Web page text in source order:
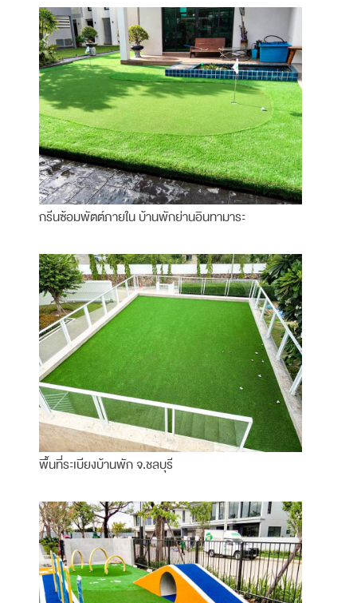
กรีนซ้อมพัตต์ภายใน บ้านพักย่านอินทามาระ
พื้นที่ระเบียงบ้านพัก จ.ชลบุรี